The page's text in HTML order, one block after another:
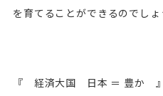
を育てることができるのでしょ
『 経済大国 日本 ＝ 豊か